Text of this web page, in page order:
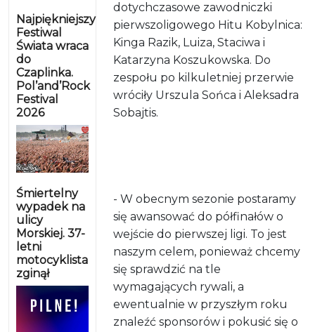
Najpiękniejszy
Festiwal
Świata wraca
do
Czaplinka.
Pol’and’Rock
Festival
2026
Śmiertelny
wypadek na
ulicy
Morskiej. 37-
letni
motocyklista
zginął
dotychczasowe zawodniczki
pierwszoligowego Hitu Kobylnica:
Kinga Razik, Luiza, Staciwa i
Katarzyna Koszukowska. Do
zespołu po kilkuletniej przerwie
wróciły Urszula Sońca i Aleksadra
Sobajtis.
- W obecnym sezonie postaramy
się awansować do półfinałów o
wejście do pierwszej ligi. To jest
naszym celem, ponieważ chcemy
się sprawdzić na tle
wymagających rywali, a
ewentualnie w przyszłym roku
znaleźć sponsorów i pokusić się o